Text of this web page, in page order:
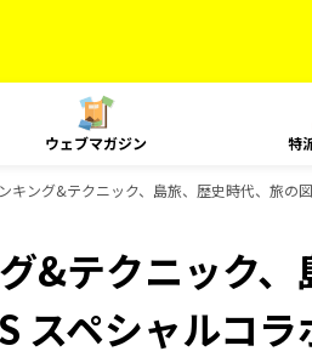
ウェブマガジン 特
キング&テクニック、島旅、歴史時代、旅の
&テクニック、
スペシャルコ